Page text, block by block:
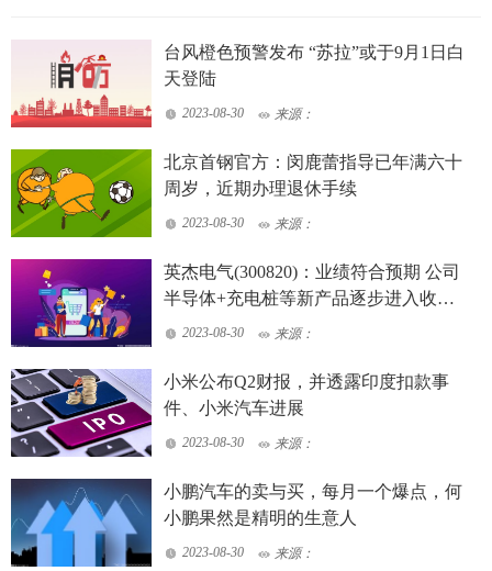
台风橙色预警发布 “苏拉”或于9月1日白
天登陆
2023-08-30 来源：
北京首钢官方：闵鹿蕾指导已年满六十
周岁，近期办理退休手续
2023-08-30 来源：
英杰电气(300820)：业绩符合预期 公司
半导体+充电桩等新产品逐步进入收获
期
2023-08-30 来源：
小米公布Q2财报，并透露印度扣款事
件、小米汽车进展
2023-08-30 来源：
小鹏汽车的卖与买，每月一个爆点，何
小鹏果然是精明的生意人
2023-08-30 来源：